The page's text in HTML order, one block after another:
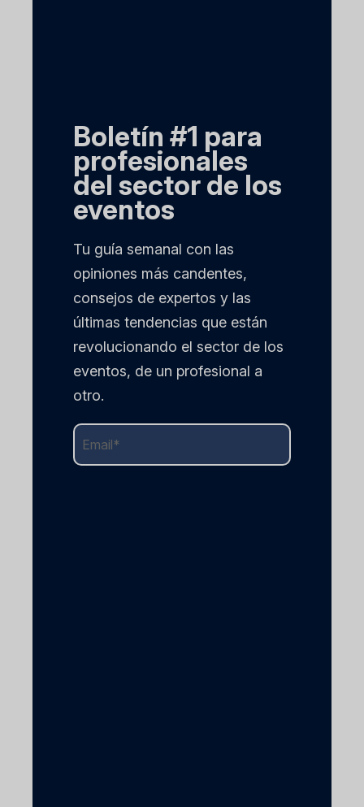
Boletín #1 para
profesionales
del sector de los
eventos
Tu guía semanal con las
opiniones más candentes,
consejos de expertos y las
últimas tendencias que están
revolucionando el sector de los
eventos, de un profesional a
otro.